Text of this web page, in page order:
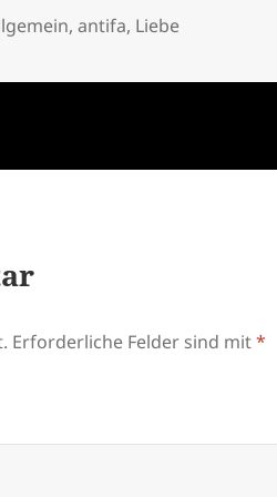
,antifa, Liebe
Erforderliche Felder sind mit*